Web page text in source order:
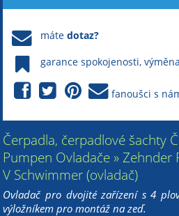
mátedotaz?
garance spokojenosti,
fanoušci s
Čerpadla, čerpadlové šachty
Pumpen Ovladače » Zehnder
V Schwimmer (ovladač)
Ovladač pro dvojité zařízení s 4
výložníkem pro montáž na zeď.